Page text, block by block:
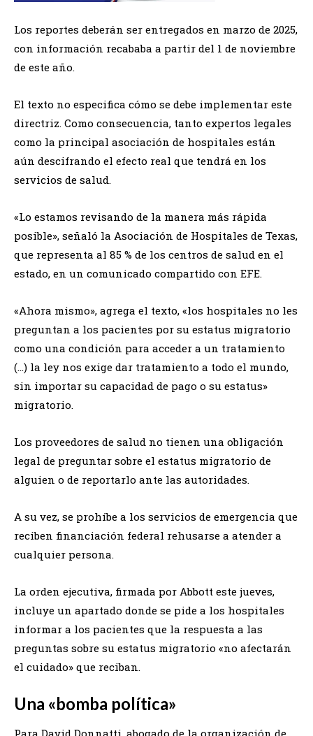
Los reportes deberán ser entregados en marzo de 2025,
con información recababa a partir del 1 de noviembre
de este año.
El texto no especifica cómo se debe implementar este
directriz. Como consecuencia, tanto expertos legales
como la principal asociación de hospitales están
aún descifrando el efecto real que tendrá en los
servicios de salud.
«Lo estamos revisando de la manera más rápida
posible», señaló la Asociación de Hospitales de Texas,
que representa al 85 % de los centros de salud en el
estado, en un comunicado compartido con EFE.
«Ahora mismo», agrega el texto, «los hospitales no les
preguntan a los pacientes por su estatus migratorio
como una condición para acceder a un tratamiento
(…) la ley nos exige dar tratamiento a todo el mundo,
sin importar su capacidad de pago o su estatus»
migratorio.
Los proveedores de salud no tienen una obligación
legal de preguntar sobre el estatus migratorio de
alguien o de reportarlo ante las autoridades.
A su vez, se prohíbe a los servicios de emergencia que
reciben financiación federal rehusarse a atender a
cualquier persona.
La orden ejecutiva, firmada por Abbott este jueves,
incluye un apartado donde se pide a los hospitales
informar a los pacientes que la respuesta a las
preguntas sobre su estatus migratorio «no afectarán
el cuidado» que reciban.
Una «bomba política»